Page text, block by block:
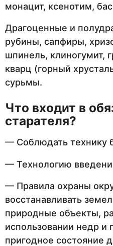
монацит, ксенотим,
Драгоценные и
рубины, сапфиры,
шпинель, клиногумит,
кварц (горный
сурьмы.
Что входит в
старателя?
— Соблюдать технику
— Технологию
— Правила охраны
восстанавливать
природные объекты,
использовании недр и
пригодное состояние